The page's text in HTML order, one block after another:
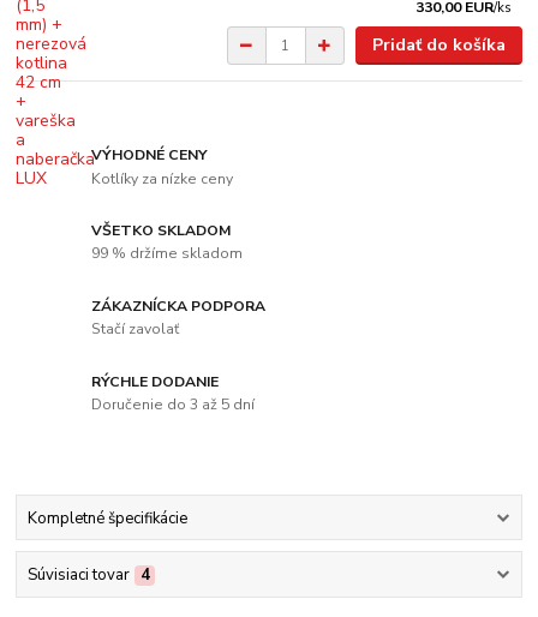
330,00 EUR/ks
Pridať do košíka
VÝHODNÉ CENY
Kotlíky za nízke ceny
VŠETKO SKLADOM
99 % držíme skladom
ZÁKAZNÍCKA PODPORA
Stačí zavolať
RÝCHLE DODANIE
Doručenie do 3 až 5 dní
Kompletné špecifikácie
Súvisiaci tovar 4